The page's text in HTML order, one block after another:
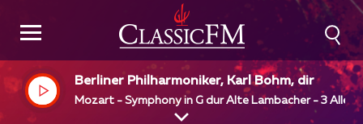
Berliner Philharmoniker, Karl Bohm, dir
Mozart - Symphony in G dur Alte Lambacher - 3